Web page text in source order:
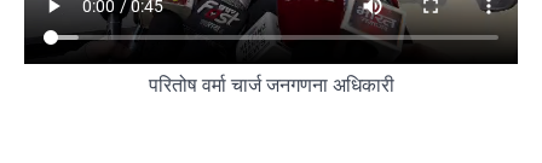
परितोष वर्मा चार्ज जनगणना अधिकारी